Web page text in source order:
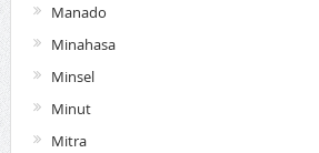
Manado
Minahasa
Minsel
Minut
Mitra